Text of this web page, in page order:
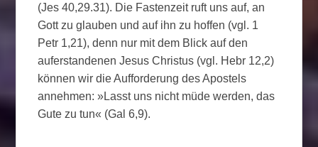
(Jes 40,29.31). Die Fastenzeit ruft uns auf, an
Gott zu glauben und auf ihn zu hoffen (vgl. 1
Petr 1,21), denn nur mit dem Blick auf den
auferstandenen Jesus Christus (vgl. Hebr 12,2)
können wir die Aufforderung des Apostels
annehmen: »Lasst uns nicht müde werden, das
Gute zu tun« (Gal 6,9).